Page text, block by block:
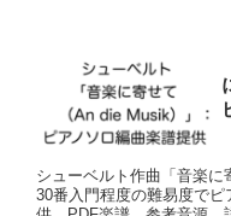
シューベルト作曲「音楽
30番入門程度の難易度で